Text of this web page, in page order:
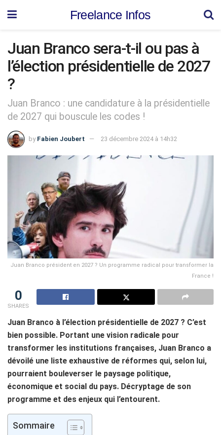
Freelance Infos
Juan Branco sera-t-il ou pas à
l’élection présidentielle de 2027
?
Juan Branco : une candidature à la présidentielle
de 2027 qui bouscule les codes !
by Fabien Joubert 23 décembre 2024 à 14h32
Juan Branco président en 2027 ? Un programme radical pour transformer la
France !
0
SHARES
Juan Branco à l’élection présidentielle de 2027 ? C’est
bien possible. Portant une vision radicale pour
transformer les institutions françaises, Juan Branco a
dévoilé une liste exhaustive de réformes qui, selon lui,
pourraient bouleverser le paysage politique,
économique et social du pays. Décryptage de son
programme et des enjeux qui l’entourent.
Sommaire